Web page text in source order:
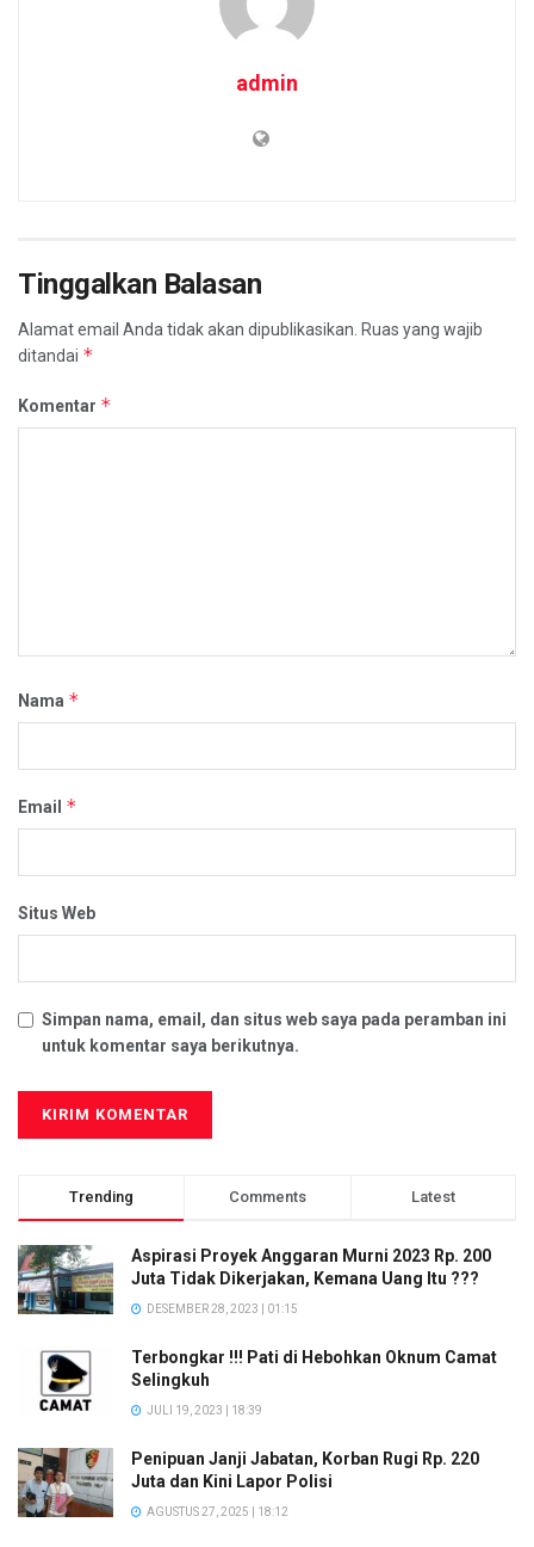
admin
Tinggalkan Balasan
Alamat email Anda tidak akan dipublikasikan. Ruas yang wajib
ditandai *
Komentar *
Nama *
Email *
Situs Web
Simpan nama, email, dan situs web saya pada peramban ini
untuk komentar saya berikutnya.
Trending Comments Latest
Aspirasi Proyek Anggaran Murni 2023 Rp. 200
Juta Tidak Dikerjakan, Kemana Uang Itu ???
DESEMBER 28, 2023 | 01:15
Terbongkar !!! Pati di Hebohkan Oknum Camat
Selingkuh
JULI 19, 2023 | 18:39
Penipuan Janji Jabatan, Korban Rugi Rp. 220
Juta dan Kini Lapor Polisi
AGUSTUS 27, 2025 | 18:12